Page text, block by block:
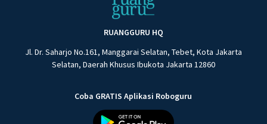
RUANGGURU HQ
Jl. Dr. Saharjo No.161, Manggarai Selatan, Tebet, Kota Jakarta
Selatan, Daerah Khusus Ibukota Jakarta 12860
Coba GRATIS Aplikasi Roboguru